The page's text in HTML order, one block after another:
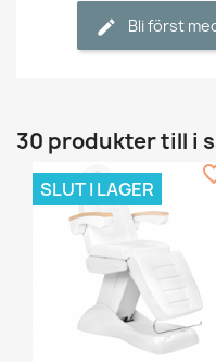
Bli först
30 produkter till i
SLUT I LAGER